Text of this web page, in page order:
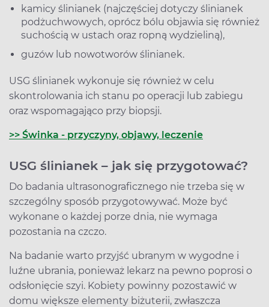
kamicy ślinianek (najczęściej dotyczy ślinianek
podżuchwowych, oprócz bólu objawia się również
suchością w ustach oraz ropną wydzieliną),
guzów lub nowotworów ślinianek.
USG ślinianek wykonuje się również w celu
skontrolowania ich stanu po operacji lub zabiegu
oraz wspomagająco przy biopsji.
>> Świnka - przyczyny, objawy, leczenie
USG ślinianek – jak się przygotować?
Do badania ultrasonograficznego nie trzeba się w
szczególny sposób przygotowywać. Może być
wykonane o każdej porze dnia, nie wymaga
pozostania na czczo.
Na badanie warto przyjść ubranym w wygodne i
luźne ubrania, ponieważ lekarz na pewno poprosi o
odsłonięcie szyi. Kobiety powinny pozostawić w
domu większe elementy biżuterii, zwłaszcza